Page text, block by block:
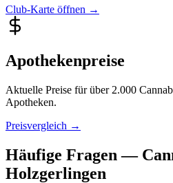
Club-Karte öffnen →
Apothekenpreise
Aktuelle Preise für über 2.000
Apotheken.
Preisvergleich →
Häufige Fragen —
Holzgerlingen